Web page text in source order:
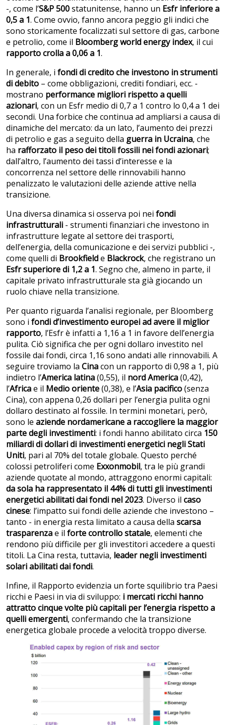
-, come l’S&P 500statunitense, hanno un Esfr inferiore a
0,5 a 1. Come ovvio, fanno ancora peggio gli indici che
sono storicamente focalizzati sul settore di gas, carbone
e petrolio, come il Bloomberg world energy index, il cui
rapporto crolla a 0,06 a 1.
In generale, i fondi di credito che investono in strumenti
di debito – come obbligazioni, crediti fondiari, ecc. -
mostrano performance migliori rispetto a quelli
azionari, con un Esfr medio di 0,7 a 1 contro lo 0,4 a 1 dei
secondi. Una forbice che continua ad ampliarsi a causa di
dinamiche del mercato: da un lato, l’aumento dei prezzi
di petrolio e gas a seguito della guerra in Ucraina, che
ha rafforzato il peso dei titoli fossili nei fondi azionari;
dall’altro, l’aumento dei tassi d’interesse e la
concorrenza nel settore delle rinnovabili hanno
penalizzato le valutazioni delle aziende attive nella
transizione.
Una diversa dinamica si osserva poi nei fondi
infrastrutturali - strumenti finanziari che investono in
infrastrutture legate al settore dei trasporti,
dell’energia, della comunicazione e dei servizi pubblici -,
come quelli di Brookfielde Blackrock, che registrano un
Esfr superiore di 1,2 a 1. Segno che, almeno in parte, il
capitale privato infrastrutturale sta già giocando un
ruolo chiave nella transizione.
Per quanto riguarda l’analisi regionale, per Bloomberg
sono i fondi d’investimento europei ad avere il miglior
rapporto, l’Esfr è infatti a 1,16 a 1 in favore dell’energia
pulita. Ciò significa che per ogni dollaro investito nel
fossile dai fondi, circa 1,16 sono andati alle rinnovabili. A
seguire troviamo la Cinacon un rapporto di 0,98 a 1, più
indietro l’America latina(0,55), il nord America(0,42),
l’Africae il Medio oriente(0,38), e l’Asia pacifico(senza
Cina), con appena 0,26 dollari per l’energia pulita ogni
dollaro destinato al fossile. In termini monetari, però,
sono le aziende nordamericane a raccogliere la maggior
parte degli investimenti: i fondi hanno abilitato circa 150
miliardi di dollari di investimenti energetici negli Stati
Uniti, pari al 70% del totale globale. Questo perché
colossi petroliferi come Exxonmobil, tra le più grandi
aziende quotate al mondo, attraggono enormi capitali:
da sola ha rappresentato il 44% di tutti gli investimenti
energetici abilitati dai fondi nel 2023. Diverso il caso
cinese: l’impatto sui fondi delle aziende che investono –
tanto - in energia resta limitato a causa della scarsa
trasparenzae il forte controllo statale, elementi che
rendono più difficile per gli investitori accedere a questi
titoli. La Cina resta, tuttavia, leader negli investimenti
solari abilitati dai fondi.
Infine, il Rapporto evidenzia un forte squilibrio tra Paesi
ricchi e Paesi in via di sviluppo: i mercati ricchi hanno
attrattocinque volte più capitali per l’energia rispetto a
quelli emergenti, confermando che la transizione
energetica globale procede a velocità troppo diverse.